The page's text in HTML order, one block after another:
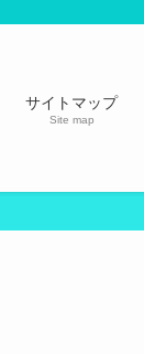
サイトマップ
Site map